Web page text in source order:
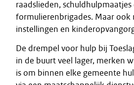
raadslieden, schuldhulpmaatjes
formulierenbrigades. Maar ook
instellingen en
De drempel voor hulp bij
in de buurt veel lager, merken
is om binnen elke gemeente